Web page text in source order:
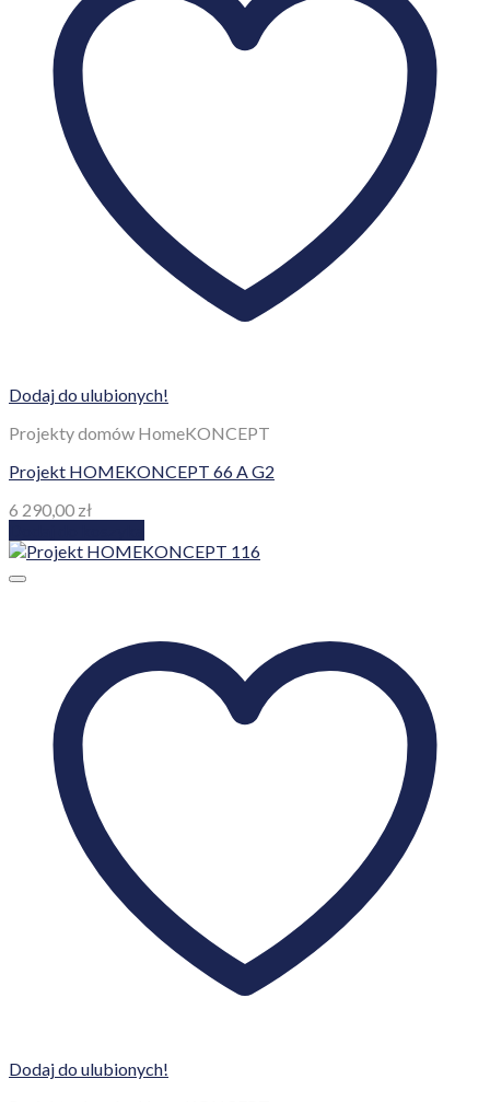
Dodaj do ulubionych!
Projekty domów HomeKONCEPT
Projekt HOMEKONCEPT 66 A G2
6 290,00 zł
Dodaj do ulubionych!